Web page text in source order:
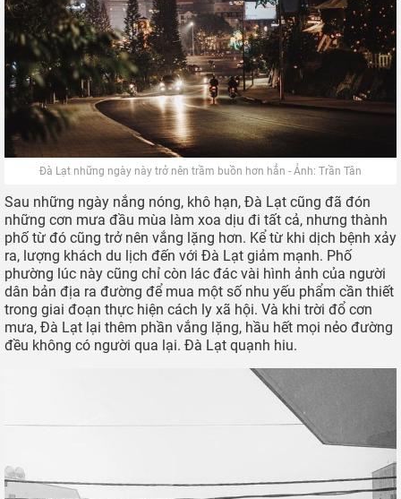
Đà Lạt những ngày này trở nên trầm buồn hơn hẳn - Ảnh: Trần Tân
Sau những ngày nắng nóng, khô hạn, Đà Lạt cũng đã đón
những cơn mưa đầu mùa làm xoa dịu đi tất cả, nhưng thành
phố từ đó cũng trở nên vắng lặng hơn. Kể từ khi dịch bệnh xảy
ra, lượng khách du lịch đến với Đà Lạt giảm mạnh. Phố
phường lúc này cũng chỉ còn lác đác vài hình ảnh của người
dân bản địa ra đường để mua một số nhu yếu phẩm cần thiết
trong giai đoạn thực hiện cách ly xã hội. Và khi trời đổ cơn
mưa, Đà Lạt lại thêm phần vắng lặng, hầu hết mọi nẻo đường
đều không có người qua lại. Đà Lạt quạnh hiu.